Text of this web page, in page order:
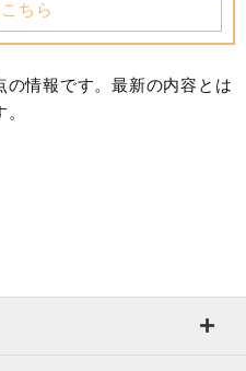
ちら
情報です。最新の内容とは